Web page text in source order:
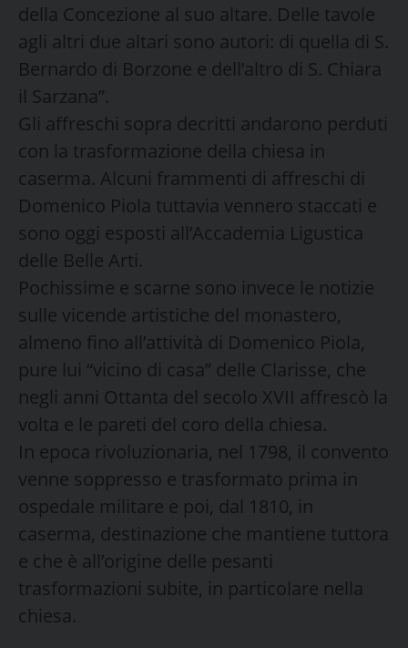
della Concezione al suo altare. Delle tavole
agli altri due altari sono autori: di quella di S.
Bernardo di Borzone e dell’altro di S. Chiara
il Sarzana”.
Gli affreschi sopra decritti andarono perduti
con la trasformazione della chiesa in
caserma. Alcuni frammenti di affreschi di
Domenico Piola tuttavia vennero staccati e
sono oggi esposti all’Accademia Ligustica
delle Belle Arti.
Pochissime e scarne sono invece le notizie
sulle vicende artistiche del monastero,
almeno fino all’attività di Domenico Piola,
pure lui “vicino di casa” delle Clarisse, che
negli anni Ottanta del secolo XVII affrescò la
volta e le pareti del coro della chiesa.
In epoca rivoluzionaria, nel 1798, il convento
venne soppresso e trasformato prima in
ospedale militare e poi, dal 1810, in
caserma, destinazione che mantiene tuttora
e che è all’origine delle pesanti
trasformazioni subite, in particolare nella
chiesa.